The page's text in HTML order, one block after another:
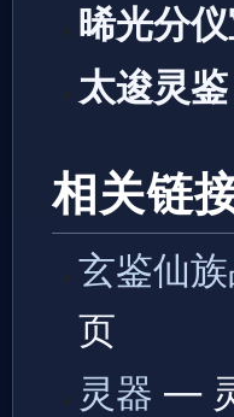
晞光分
太逡灵鉴
相关链
玄鉴仙
页
灵器 —